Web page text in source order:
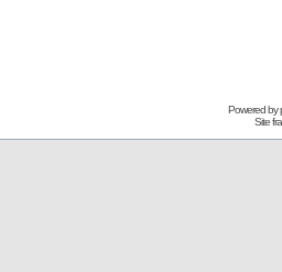
Powered by
Site